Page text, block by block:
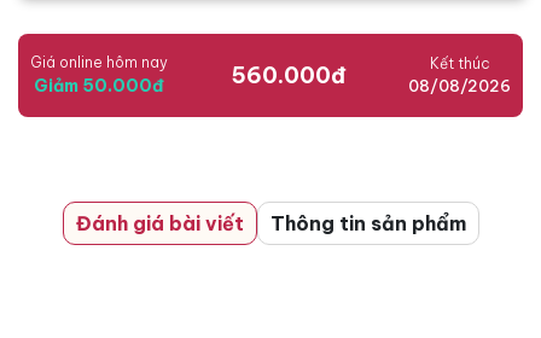
Giá online hôm nay
Giảm 50.000đ 560.000đ Kết thúc
08/08/2026
Đánh giá bài viết Thông tin sản phẩm